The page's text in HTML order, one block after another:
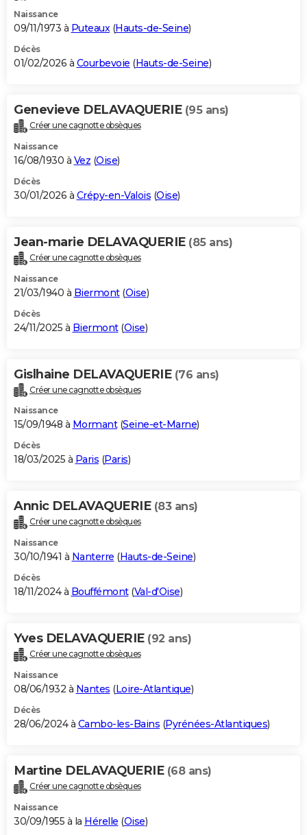
Dictionnaire
Biographies
Citations
Expressions
Proverbes
PROGRAMME TV
S'inscrire
Se connecter
Lycées
Collèges
Primaires
Universités
Entreprises
Service militaire
Avis de recherche
AVIS DE DÉCÈS
Bricolage
Lifestyle
Culture
Sport
Auto
Television
Voyage
Cinema
Naissance
09/11/1973 à Puteaux(Hauts-de-Seine)
Décès
01/02/2026 à Courbevoie (Hauts-de-Seine)
Genevieve DELAVAQUERIE (95 ans)
Créer une cagnotte obsèques
Naissance
16/08/1930 à Vez (Oise)
Décès
30/01/2026 à Crépy-en-Valois (Oise)
Jean-marie DELAVAQUERIE (85 ans)
Créer une cagnotte obsèques
Naissance
21/03/1940 à Biermont(Oise)
Décès
24/11/2025 à Biermont(Oise)
Gislhaine DELAVAQUERIE (76 ans)
Créer une cagnotte obsèques
Naissance
15/09/1948 à Mormant(Seine-et-Marne)
Décès
18/03/2025 à Paris (Paris)
Annic DELAVAQUERIE (83 ans)
Créer une cagnotte obsèques
Naissance
30/10/1941 à Nanterre (Hauts-de-Seine)
Décès
18/11/2024 à Bouffémont(Val-d'Oise)
Yves DELAVAQUERIE (92 ans)
Créer une cagnotte obsèques
Naissance
08/06/1932 à Nantes (Loire-Atlantique)
Décès
28/06/2024 à Cambo-les-Bains (Pyrénées-Atlantiques)
Martine DELAVAQUERIE (68 ans)
Créer une cagnotte obsèques
Naissance
30/09/1955 à la Hérelle (Oise)